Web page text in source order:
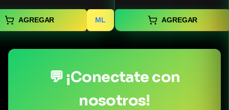
AGREGAR ML AGREGAR
💬 ¡Conectate con
nosotros!